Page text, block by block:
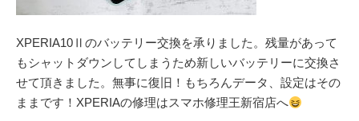
XPERIA10Ⅱのバッテリー交換を承りました。残量があって
もシャットダウンしてしまうため新しいバッテリーに交換さ
せて頂きました。無事に復旧！もちろんデータ、設定はその
ままです！XPERIAの修理はスマホ修理王新宿店へ